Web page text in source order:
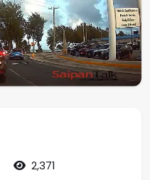
2,371